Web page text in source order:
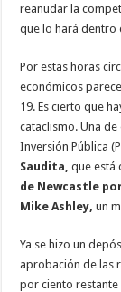
reanudar la
que lo hará dentro
Por estas horas
económicos
19. Es cierto que
cataclismo. Una de
Inversión Pública
Saudita,que está
de Newcastle
Mike Ashley,un
Ya se hizo un
aprobación de las
por ciento